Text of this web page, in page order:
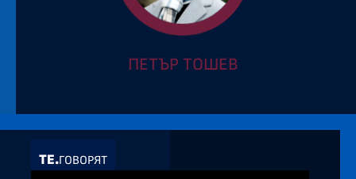
ПЕТЪР ТОШЕВ
ТЕ.ГОВОРЯТ